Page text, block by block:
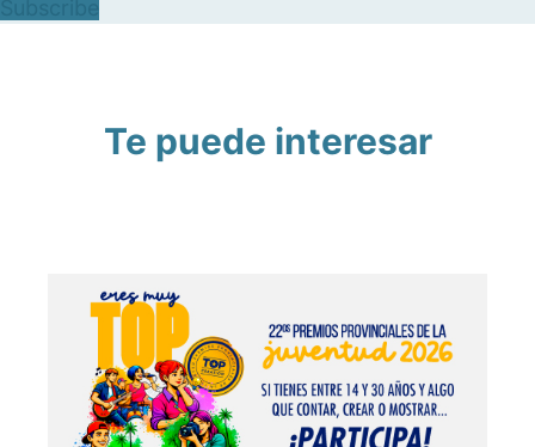
Te puede interesar